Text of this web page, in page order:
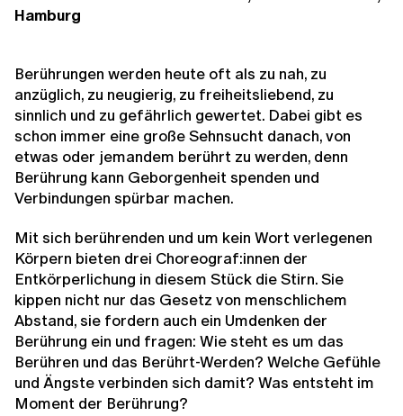
Hamburg
Berührungen werden heute oft als zu nah, zu
anzüglich, zu neugierig, zu freiheitsliebend, zu
sinnlich und zu gefährlich gewertet. Dabei gibt es
schon immer eine große Sehnsucht danach, von
etwas oder jemandem berührt zu werden, denn
Berührung kann Geborgenheit spenden und
Verbindungen spürbar machen.
Mit sich berührenden und um kein Wort verlegenen
Körpern bieten drei Choreograf:innen der
Entkörperlichung in diesem Stück die Stirn. Sie
kippen nicht nur das Gesetz von menschlichem
Abstand, sie fordern auch ein Umdenken der
Berührung ein und fragen: Wie steht es um das
Berühren und das Berührt-Werden? Welche Gefühle
und Ängste verbinden sich damit? Was entsteht im
Moment der Berührung?